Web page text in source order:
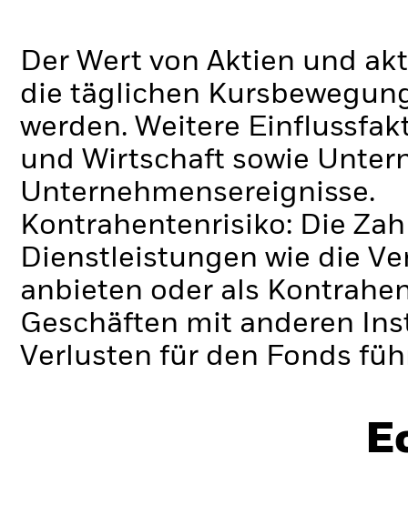
Der Wert von Aktien und
die täglichen
werden. Weitere
und Wirtschaft sowie
Unternehmensereignisse.
Kontrahentenrisiko: Die
Dienstleistungen wie die
anbieten oder als
Geschäften mit anderen
Verlusten für den Fonds